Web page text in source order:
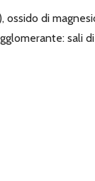
di
sali